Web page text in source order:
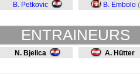
B. Petkovic
B. Embolo (
ENTRAINEURS
N. Bjelica A. Hütter